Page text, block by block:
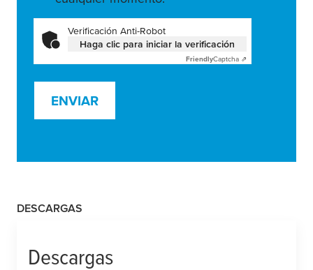
Verificación Anti-Robot
Haga clic para iniciar la verificación
FriendlyCaptcha ⇗
ENVIAR
DESCARGAS
Descargas